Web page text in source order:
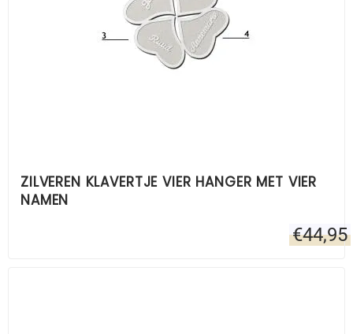
ZILVEREN KLAVERTJE VIER HANGER MET VIER
NAMEN
€44,95